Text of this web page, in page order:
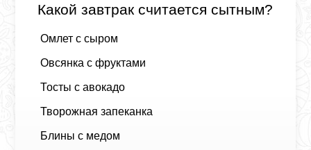
Какой завтрак считается сытным?
Омлет с сыром
Овсянка с фруктами
Тосты с авокадо
Творожная запеканка
Блины с медом